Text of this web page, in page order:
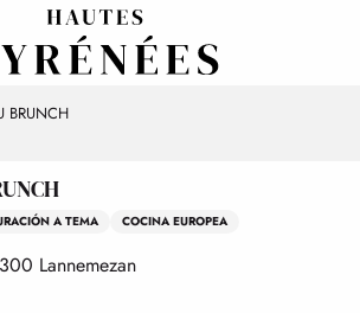
BRUNCH
A TEMA COCINA EUROPEA
Lannemezan